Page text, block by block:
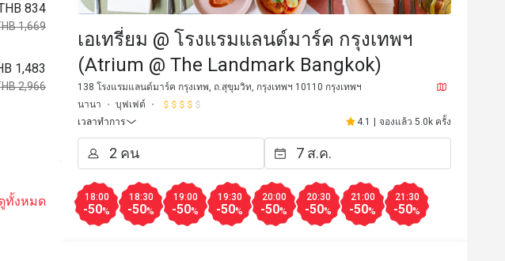
834
1,669
1,483
2,966
ทั้งหมด
เอเทรี่ยม @ โรงแรมแลนด์มาร์ค กรุงเทพฯ
(Atrium @ The Landmark Bangkok)
138 โรงแรมแลนด์มาร์ค กรุงเทพ, ถ.สุขุมวิท, กรุงเทพฯ 10110 กรุงเทพฯ
นานา
บุฟเฟต์
เวลาทำการ
4.1 | จองแล้ว 5.0k ครั้ง
18:00
-50%
18:30
-50%
19:00
-50%
19:30
-50%
20:00
-50%
20:30
-50%
21:00
-50%
21:30
-50%